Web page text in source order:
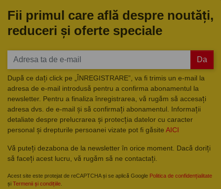
Fii primul care află despre noutăți,
reduceri și oferte speciale
Da
După ce dați click pe „ÎNREGISTRARE”, va fi trimis un e-mail la
adresa de e-mail introdusă pentru a confirma abonamentul la
newsletter. Pentru a finaliza înregistrarea, vă rugăm să accesați
adresa dvs. de e-mail și să confirmați abonamentul. Informații
detaliate despre prelucrarea și protecția datelor cu caracter
personal și drepturile persoanei vizate pot fi găsite AICI
Vă puteți dezabona de la newsletter în orice moment. Dacă doriți
să faceți acest lucru, vă rugăm să ne contactați.
Acest site este protejat de reCAPTCHA și se aplică Google Politica de confidențialitate
și Termenii și condițiile